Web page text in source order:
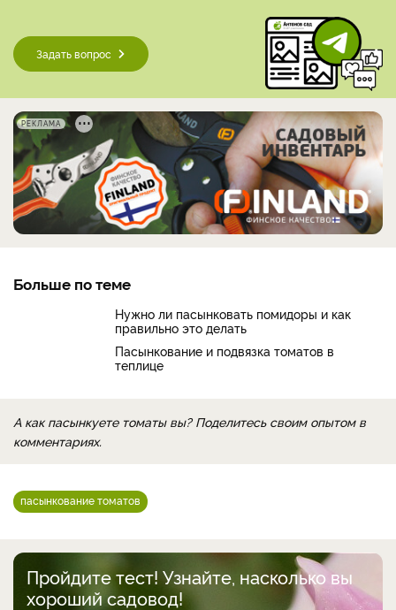
Задать вопрос
РЕКЛАМА
Больше по теме
Нужно ли пасынковать помидоры и как
правильно это делать
Пасынкование и подвязка томатов в
теплице
А как пасынкуете томаты вы? Поделитесь своим опытом в
комментариях.
пасынкование томатов
Пройдите тест! Узнайте, насколько вы
хороший садовод!